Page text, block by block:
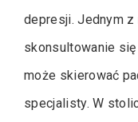
depresji. Jednym
skonsultowanie
może skierować
specjalisty. W